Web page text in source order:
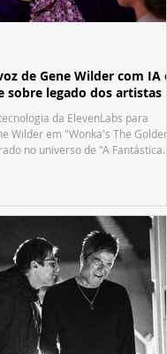
de Gene Wilder com IA e
sobre legado dos artistas
da ElevenLabs para
Wilder em "Wonka's The Golden
no universo de "A Fantástica